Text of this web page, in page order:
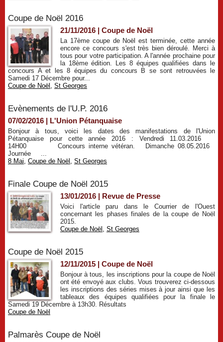
Coupe de Noël 2016
21/11/2016| Coupe de Noël
La 17ème coupe de Noël est terminée, cette année
encore ce concours s'est très bien déroulé. Merci à
tous pour votre participation. A l'année prochaine pour
la 18ème édition. Les 8 équipes qualifiées dans le
concours A et les 8 équipes du concours B se sont retrouvées le
Samedi 17 Décembre pour...
Coupe de Noël , St Georges
Evènements de l'U.P. 2016
07/02/2016 | L'Union Pétanquaise
Bonjour à tous, voici les dates des manifestations de l'Union
Pétanquaise pour cette année 2016 : Vendredi 11.03.2016
14H00 Concours interne vétéran. Dimanche 08.05.2016
Journée ...
8 Mai, Coupe de Noël , St Georges
Finale Coupe de Noël 2015
13/01/2016| Revue de Presse
Voici l'article paru dans le Courrier de l'Ouest
concernant les phases finales de la coupe de Noël
2015.
Coupe de Noël , St Georges
Coupe de Noël 2015
12/11/2015| Coupe de Noël
Bonjour à tous, les inscriptions pour la coupe de Noël
ont été envoyé aux clubs. Vous trouverez ci-dessous
les inscriptions des séries mises à jour ainsi que les
tableaux des équipes qualifiées pour la finale le
Samedi 19 Décembre à 13h30. Résultats
Coupe de Noël
Palmarès Coupe de Noël